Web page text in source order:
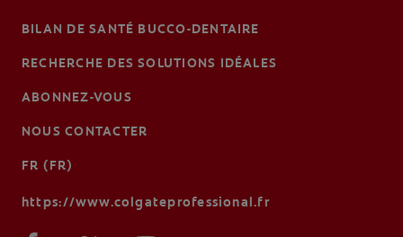
BILAN DE SANTÉ BUCCO-DENTAIRE
RECHERCHE DES SOLUTIONS IDÉALES
ABONNEZ-VOUS
NOUS CONTACTER
FR (FR)
https://www.colgateprofessional.fr